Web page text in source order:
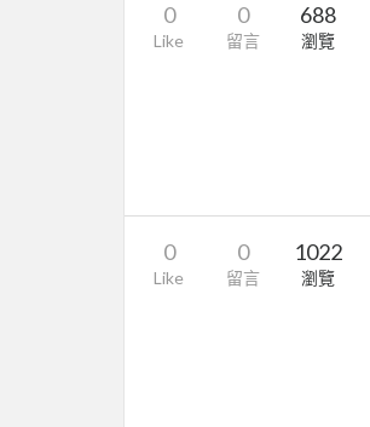
0
Like
0
留言
688
瀏覽
0
Like
0
留言
1022
瀏覽